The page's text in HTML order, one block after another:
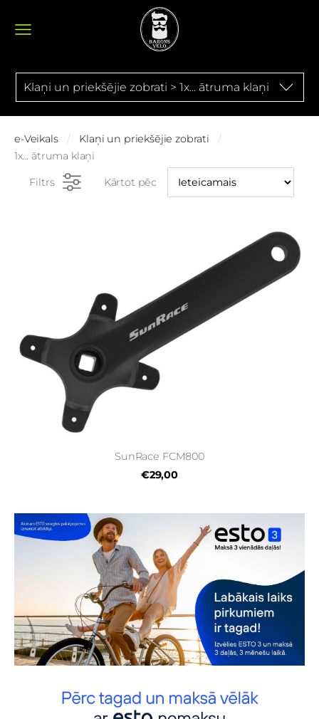
Klaņi un priekšējie zobrati > 1x... ātruma klaņi
e-Veikals
Klaņi un priekšējie zobrati
1x... ātruma klaņi
Filtrs Kārtot pēc
SunRace FCM800
€29,00